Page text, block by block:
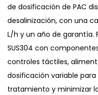
de dosificación de PAC
desalinización, con una
L/h y un año de garantía.
SUS304 con
controles táctiles,
dosificación variable
tratamiento y minimizar